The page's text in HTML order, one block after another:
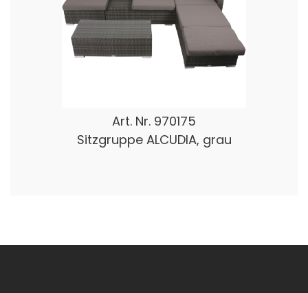
Art. Nr. 970175
Sitzgruppe ALCUDIA, grau